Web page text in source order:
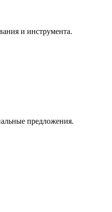
и инструмента.
предложения.